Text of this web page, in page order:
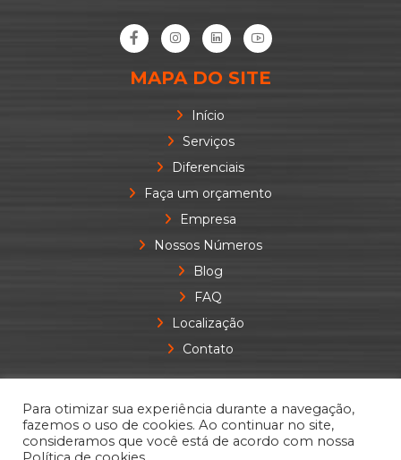
MAPA DO SITE
Início
Serviços
Diferenciais
Faça um orçamento
Empresa
Nossos Números
Blog
FAQ
Localização
Contato
Para otimizar sua experiência durante a navegação,
fazemos o uso de cookies. Ao continuar no site,
consideramos que você está de acordo com nossa